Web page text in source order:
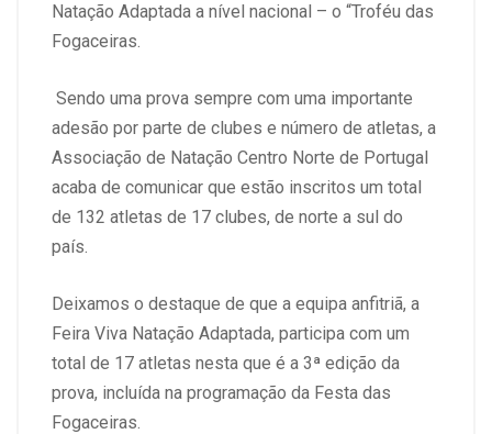
Natação Adaptada a nível nacional – o “Troféu das
Fogaceiras.
Sendo uma prova sempre com uma importante
adesão por parte de clubes e número de atletas, a
Associação de Natação Centro Norte de Portugal
acaba de comunicar que estão inscritos um total
de 132 atletas de 17 clubes, de norte a sul do
país.
Deixamos o destaque de que a equipa anfitriã, a
Feira Viva Natação Adaptada, participa com um
total de 17 atletas nesta que é a 3ª edição da
prova, incluída na programação da Festa das
Fogaceiras.